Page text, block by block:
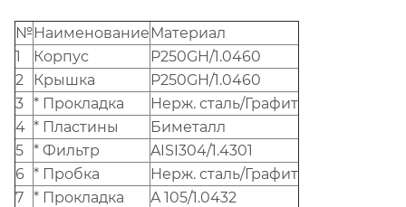
№Наименование Материал
1
Корпус
P250GH/1.0460
2
Крышка
P250GH/1.0460
3 * Прокладка
Нерж. сталь/Графит
4 * Пластины
Биметалл
5 * Фильтр
AISI304/1.4301
6 * Пробка
Нерж. сталь/Графит
7 * Прокладка
A 105/1.0432